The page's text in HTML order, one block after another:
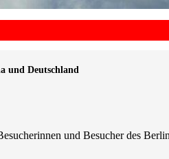
und Deutschland
und Besucher des